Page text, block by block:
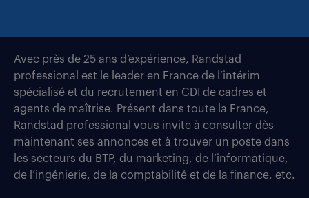
Avec près de 25 ans d’expérience, Randstad
professional est le leader en France de l’intérim
spécialisé et du recrutement en CDI de cadres et
agents de maîtrise. Présent dans toute la France,
Randstad professional vous invite à consulter dès
maintenant ses annonces et à trouver un poste dans
les secteurs du BTP, du marketing, de l’informatique,
de l’ingénierie, de la comptabilité et de la finance, etc.